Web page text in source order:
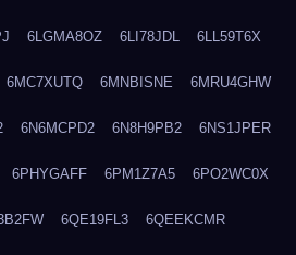
6LGMA8OZ 6LI78JDL 6LL59T6X
6MC7XUTQ 6MNBISNE 6MRU4GHW
6N6MCPD2 6N8H9PB2 6NS1JPER
6PHYGAFF 6PM1Z7A5 6PO2WC0X
6QE19FL3 6QEEKCMR